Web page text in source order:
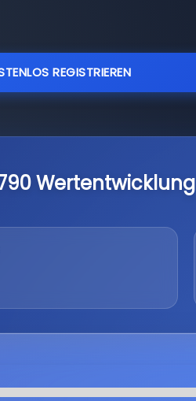
REGISTRIEREN
Wertentwicklung